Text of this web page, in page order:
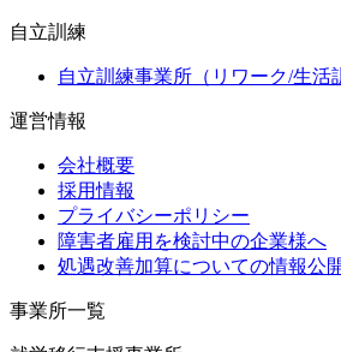
自立訓練
自立訓練事業所（リワーク/生活
運営情報
会社概要
採用情報
プライバシーポリシー
障害者雇用を検討中の企業様へ
処遇改善加算についての情報公
事業所一覧